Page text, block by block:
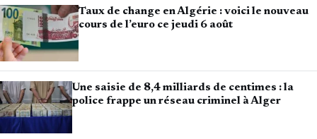
Taux de change en Algérie : voici le nouveau
cours de l’euro ce jeudi 6 août
Une saisie de 8,4 milliards de centimes : la
police frappe un réseau criminel à Alger